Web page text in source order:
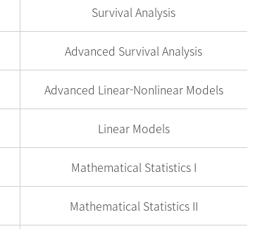
Survival Analysis
Advanced Survival Analysis
Advanced Linear-Nonlinear Models
Linear Models
Mathematical Statistics I
Mathematical Statistics II